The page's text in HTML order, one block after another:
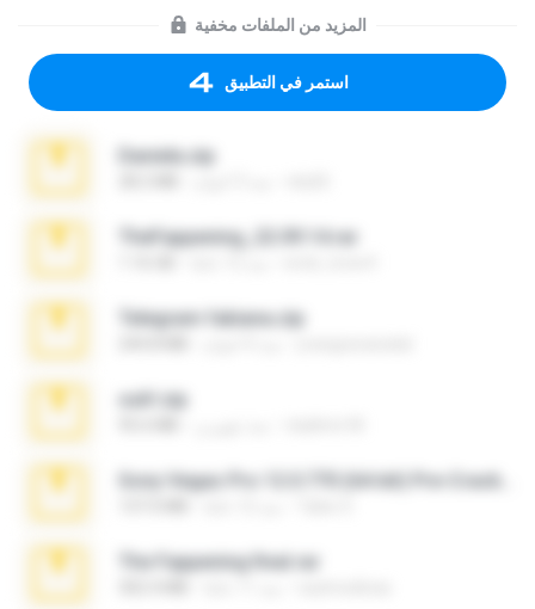
المزيد من الملفات مخفية
استمر في التطبيق
Daniela.zip
TheFappening_22.09.14.rar
Telegram fabiana.zip
ouh!.zip
The Fappening final.rar